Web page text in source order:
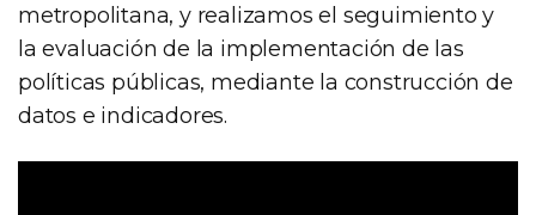
metropolitana, y realizamos el seguimiento y
la evaluación de la implementación de las
políticas públicas, mediante la construcción de
datos e indicadores.